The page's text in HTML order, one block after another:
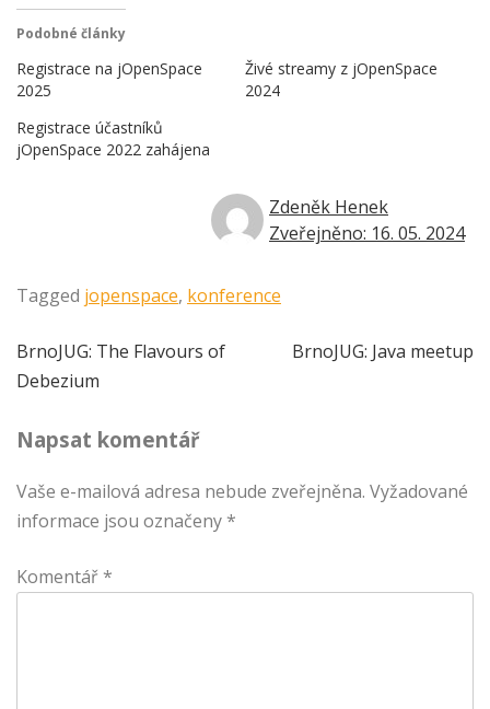
Podobné články
Registrace na jOpenSpace
2025
Živé streamy z jOpenSpace
2024
Registrace účastníků
jOpenSpace 2022 zahájena
Zdeněk Henek
Zveřejněno: 16. 05. 2024
Tagged jopenspace, konference
Navigace
příspěvek
BrnoJUG: The Flavours of
Debezium
BrnoJUG: Java meetup
Napsat komentář
Vaše e-mailová adresa nebude zveřejněna. Vyžadované
informace jsou označeny *
Komentář *